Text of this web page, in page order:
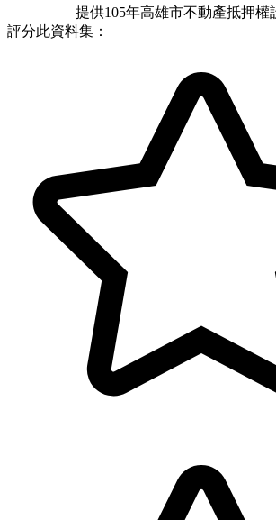
提供105年高雄市不動產抵押權
評分此資料集：